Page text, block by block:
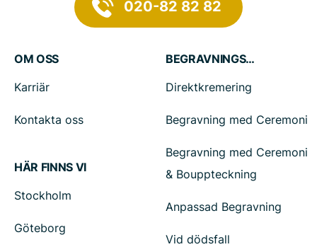
020-82 82 82
OM OSS
Karriär
Kontakta oss
HÄR FINNS VI
Stockholm
Göteborg
BEGRAVNINGSTJÄNSTER
Direktkremering
Begravning med Ceremoni
Begravning med Ceremoni
& Bouppteckning
Anpassad Begravning
Vid dödsfall